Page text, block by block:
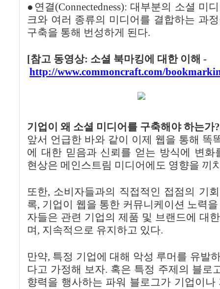
●연결(Connectedness): 대부분의 소셜 미
크와 여러 종류의 미디어를 결합하는 과
구축을 통해 번성하게 된다.
[참고 동영상: 소셜 북마킹에 대한 이해 -
http://www.commoncraft.com/
기업이 왜 소셜 미디어를 구축해야 하는가?
앞서 언급한 바와 같이 이제 웹을 통해 똑
에 대한 믿음과 신뢰를 얻는 방식에 변화
현상은 메인스트림 미디어에도 영향을 끼
또한, 소비자들과의 직접적인 접점의 기
록, 기업이 웹을 통한 커뮤니케이션 노력
자들은 관련 기업의 제품 및 브랜드에 대
며, 지속적으로 유지하고 있다.
만약, 특정 기업에 대해 악성 루머를 유발
다고 가정해 보자. 혹은 특정 주제의 블로
향력을 행사하는 파워 블로그가 기업이